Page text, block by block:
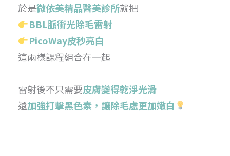
於是微依美精品醫美診所就把
BBL脈衝光除毛雷射
PicoWay皮秒亮白
這兩樣課程組合在一起
雷射後不只需要皮膚變得乾淨光滑
還加強打擊黑色素，讓除毛處更加嫩白